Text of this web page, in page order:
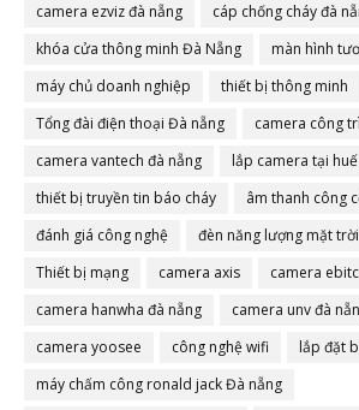
camera ezviz đà nẵng
cáp chống cháy đà
khóa cửa thông minh Đà Nẵng
màn hình
máy chủ doanh nghiệp
thiết bị thông minh
Tổng đài điện thoại Đà nẵng
camera công
camera vantech đà nẵng
lắp camera tại huế
thiết bị truyền tin báo cháy
âm thanh công
đánh giá công nghệ
đèn năng lượng mặt
Thiết bị mạng
camera axis
camera
camera hanwha đà nẵng
camera unv đà
camera yoosee
công nghệ wifi
lắp đặt
máy chấm công ronald jack Đà nẵng